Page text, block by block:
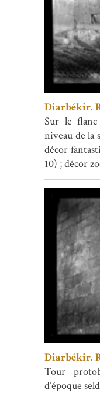
Diarbékir.
Sur le
niveau de la
décor
10) ; décor
Diarbékir.
Tour
d’époque